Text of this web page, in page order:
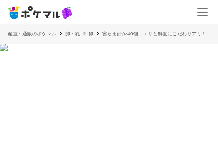
産直・通販のポケマル 卵・乳 卵 宮たま(白)×40個 エサと鮮度にこだわりアリ！